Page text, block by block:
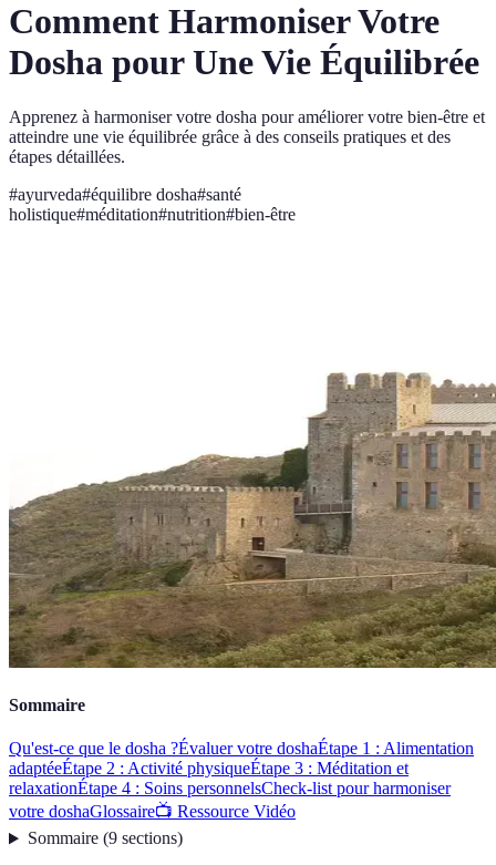
Comment Harmoniser Votre
Dosha pour Une Vie Équilibrée
Apprenez à harmoniser votre dosha pour améliorer votre bien-être et
atteindre une vie équilibrée grâce à des conseils pratiques et des
étapes détaillées.
#ayurveda#équilibre dosha#santé
holistique#méditation#nutrition#bien-être
Sommaire
Qu'est-ce que le dosha ?Évaluer votre doshaÉtape 1 : Alimentation
adaptéeÉtape 2 : Activité physiqueÉtape 3 : Méditation et
relaxationÉtape 4 : Soins personnelsCheck-list pour harmoniser
votre doshaGlossaire📺 Ressource Vidéo
Sommaire(9 sections)